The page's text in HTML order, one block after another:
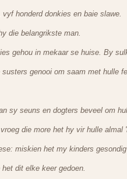
honderd donkies en baie slawe.
die belangrikste man.
gehou in mekaar se huise. By
genooi om saam met hulle
sy seuns en dogters beveel om
die more het hy vir hulle almal
miskien het my kinders
dit elke keer gedoen.